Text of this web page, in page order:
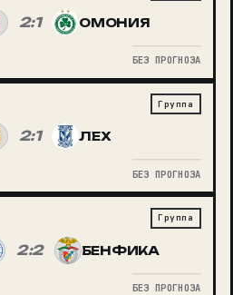
2:1 ОМОНИЯ
БЕЗ ПРОГНОЗА
Группа
2:1 ЛЕХ
БЕЗ ПРОГНОЗА
Группа
2:2 БЕНФИКА
БЕЗ ПРОГНОЗА